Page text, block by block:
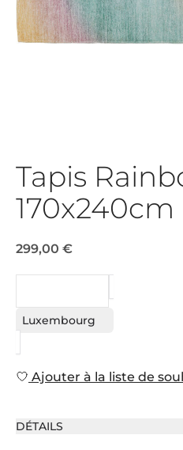
Tapis
170x240cm
299,00 €
Luxembourg
Ajouter à la liste de
DÉTAILS